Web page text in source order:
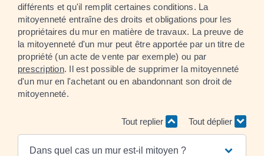
différents et qu'il remplit certaines conditions. La
mitoyenneté entraîne des droits et obligations pour les
propriétaires du mur en matière de travaux. La preuve de
la mitoyenneté d'un mur peut être apportée par un titre de
propriété (un acte de vente par exemple) ou par
prescription. Il est possible de supprimer la mitoyenneté
d'un mur en l'achetant ou en abandonnant son droit de
mitoyenneté.
Tout replier Tout déplier
Dans quel cas un mur est-il mitoyen ?